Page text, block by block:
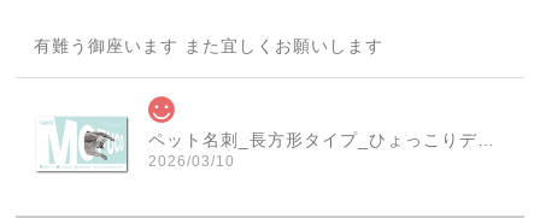
有難う御座います また宜しくお願いします
2026/03/10